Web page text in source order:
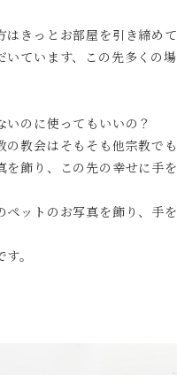
きっとお部屋を引き締めて
ています、この先多くの
のに使ってもいいの？
教会はそもそも他宗教で
飾り、この先の幸せに手
ットのお写真を飾り、手
。